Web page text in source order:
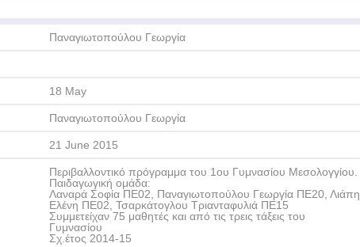
Παναγιωτοπούλου Γεωργία
18 May
Παναγιωτοπούλου Γεωργία
21 June 2015
Περιβαλλοντικό πρόγραμμα του 1ου Γυμνασίου Μεσολογγίου.
Παιδαγωγική ομάδα:
Λαναρά Σοφία ΠΕ02, Παναγιωτοπούλου Γεωργία ΠΕ20, Λιάπη
Ελένη ΠΕ02, Τσαρκάτογλου Τριανταφυλιά ΠΕ15
Συμμετείχαν 75 μαθητές και από τις τρεις τάξεις του
Γυμνασίου
Σχ.έτος 2014-15